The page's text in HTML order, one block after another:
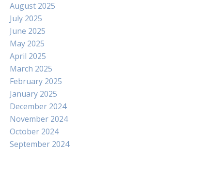
August 2025
July 2025
June 2025
May 2025
April 2025
March 2025
February 2025
January 2025
December 2024
November 2024
October 2024
September 2024